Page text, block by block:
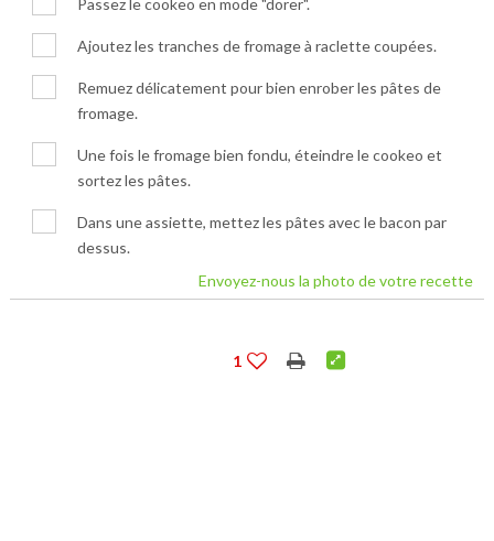
Passez le cookeo en mode "dorer".
Ajoutez les tranches de fromage à raclette coupées.
Remuez délicatement pour bien enrober les pâtes de
fromage.
Une fois le fromage bien fondu, éteindre le cookeo et
sortez les pâtes.
Dans une assiette, mettez les pâtes avec le bacon par
dessus.
Envoyez-nous la photo de votre recette
1